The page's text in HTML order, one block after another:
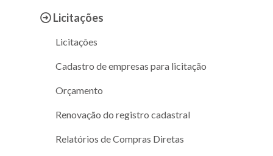
Licitações
Licitações
Cadastro de empresas para licitação
Orçamento
Renovação do registro cadastral
Relatórios de Compras Diretas